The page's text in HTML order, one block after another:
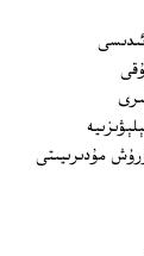
مۇدىرىيىتى